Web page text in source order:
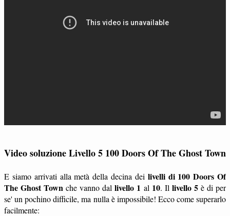
Video soluzione Livello 5 100 Doors Of The Ghost Town
E siamo arrivati alla metà della decina dei livelli di 100 Doors Of
The Ghost Town che vanno dallivello 1 al 10. Il livello 5è di per
se' un pochino difficile, ma nulla è impossibile! Ecco come superarlo
facilmente: